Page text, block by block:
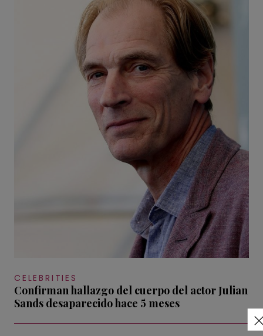
CELEBRITIES
Confirman hallazgo del cuerpo del actor Julian
Sands desaparecido hace 5 meses